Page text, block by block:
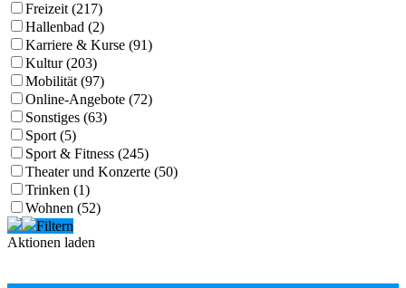
Freizeit (217)
Hallenbad (2)
Karriere & Kurse (91)
Kultur (203)
Mobilität (97)
Online-Angebote (72)
Sonstiges (63)
Sport (5)
Sport & Fitness (245)
Theater und Konzerte (50)
Trinken (1)
Wohnen (52)
Filtern
Aktionen laden